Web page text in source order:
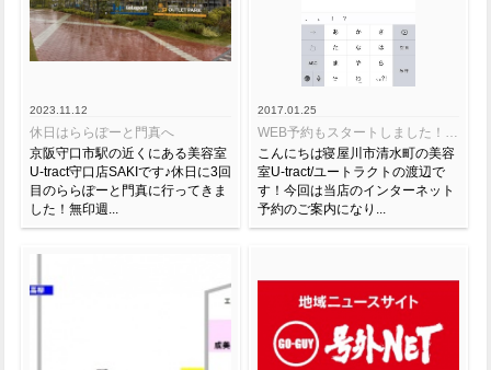
2023.11.12
休日はららぽーと門真へ
京阪守口市駅の近くにある美容室
U-tract守口店SAKIです♪休日に3回
目のららぽーと門真に行ってきま
した！無印週...
2017.01.25
WEB予約もスタートしました！（登録編）
こんにちは寝屋川市清水町の美容
室U-tract/ユートラクトの渡辺で
す！今回は当店のインターネット
予約のご案内になり...